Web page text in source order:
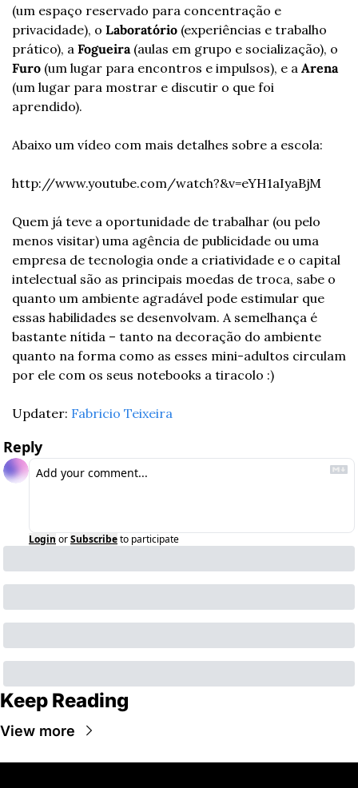
(um espaço reservado para concentração e
privacidade), o Laboratório (experiências e trabalho
prático), a Fogueira
Furo (um lugar para encontros e impulsos), e a Arena
(um lugar para mostrar e discutir o que foi
aprendido).
Abaixo um vídeo com mais detalhes sobre a escola:
http://www.youtube.com/watch?&v=eYH1aIyaBjM
Quem já teve a oportunidade de trabalhar (ou pelo
menos visitar) uma agência de publicidade ou uma
empresa de tecnologia onde a criatividade e o capital
intelectual são as principais moedas de troca, sabe o
quanto um ambiente agradável pode estimular que
essas habilidades se desenvolvam. A semelhança é
bastante nítida – tanto na decoração do ambiente
quanto na forma como as esses mini-adultos circulam
por ele com os seus notebooks a tiracolo :)
Updater: Fabricio Teixeira
Reply
Login orSubscribeto participate
Keep Reading
View more